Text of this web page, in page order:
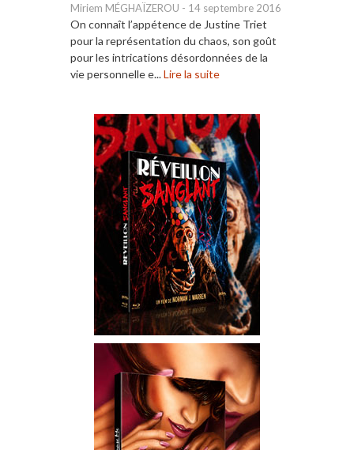
Miriem MÉGHAÏZEROU - 14 septembre 2016
On connaît l’appétence de Justine Triet
pour la représentation du chaos, son goût
pour les intrications désordonnées de la
vie personnelle e...Lire la suite